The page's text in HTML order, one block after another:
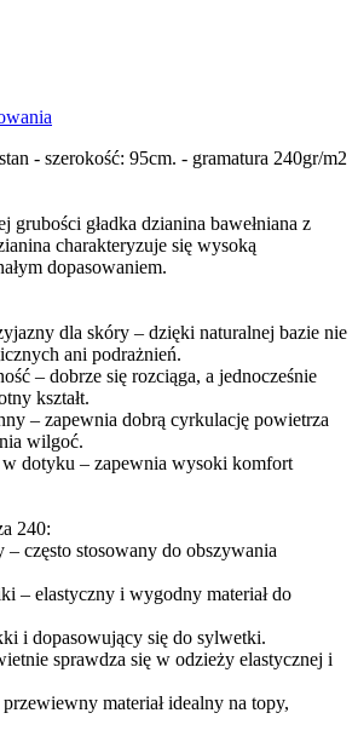
- szerokość: 95cm. - gramatura 240gr/m2
grubości gładka dzianina bawełniana z
charakteryzuje się wysoką
dopasowaniem.
dla skóry – dzięki naturalnej bazie nie
ani podrażnień.
– dobrze się rozciąga, a jednocześnie
kształt.
– zapewnia dobrą cyrkulację powietrza
wilgoć.
dotyku – zapewnia wysoki komfort
240:
często stosowany do obszywania
– elastyczny i wygodny materiał do
i dopasowujący się do sylwetki.
sprawdza się w odzieży elastycznej i
materiał idealny na topy,